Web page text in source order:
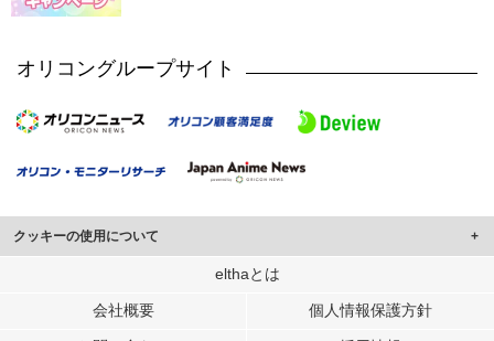
オリコングループサイト
クッキーの使用について
このサイトでは Cookie を使用して、ユーザーに合わせたコンテンツや広告の
行っています。
elthaとは
会社概要 個人情報保護方針